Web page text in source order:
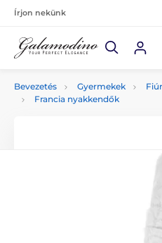
Írjon nekünk
Bevezetés Gyermekek
Francia nyakkendők